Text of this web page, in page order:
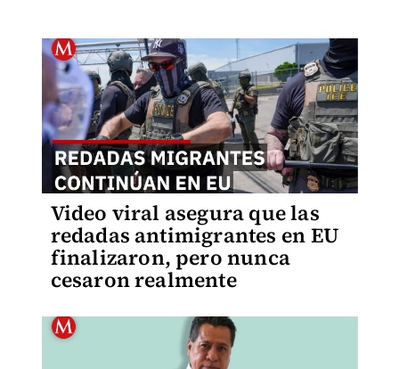
Video viral asegura que las
redadas antimigrantes en EU
finalizaron, pero nunca
cesaron realmente